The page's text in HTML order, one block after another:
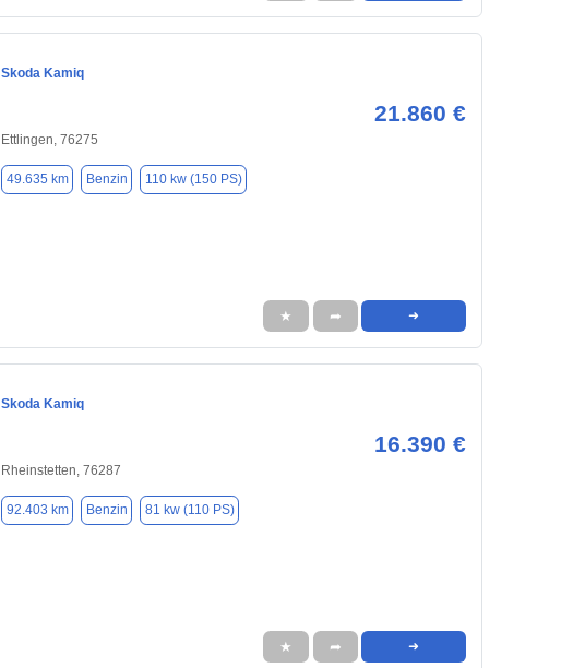
Skoda Kamiq
21.860 €
Ettlingen, 76275
49.635 km Benzin 110 kw (150 PS)
★ ➦ ➜
Skoda Kamiq
16.390 €
Rheinstetten, 76287
92.403 km Benzin 81 kw (110 PS)
★ ➦ ➜